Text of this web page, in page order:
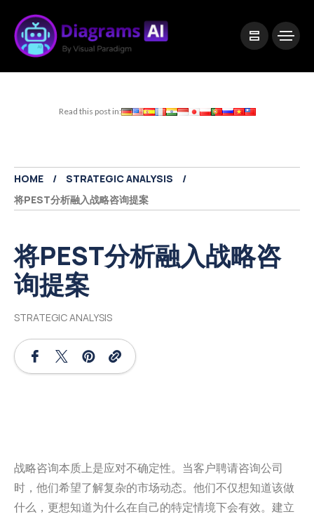
Read this post in:
HOME
STRATEGIC ANALYSIS
将PEST分析融入战略咨询提案
将PEST分析融入战略咨
询提案
STRATEGIC ANALYSIS
战略咨询本质上是应对不确定性。当客户聘请咨询公司
时，他们希望了解复杂的市场动态。他们不仅想知道该做
什么，更想知道为什么在自己的特定情境下会有效。建立